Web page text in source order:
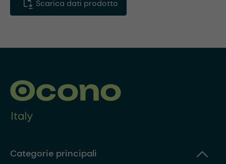
Scarica dati prodotto
Categorie principali